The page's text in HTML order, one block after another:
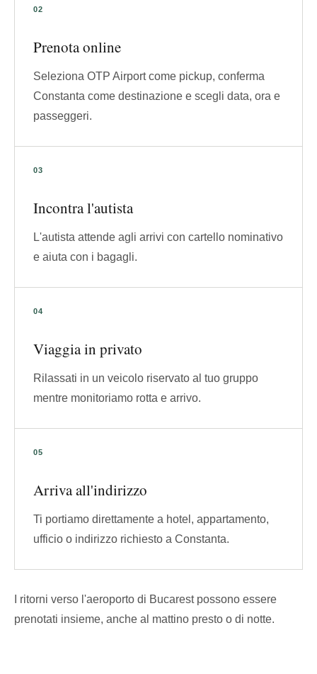
Prenota online
Seleziona OTP Airport come pickup, conferma
Constanta come destinazione e scegli data, ora e
passeggeri.
Incontra l'autista
L'autista attende agli arrivi con cartello nominativo
e aiuta con i bagagli.
Viaggia in privato
Rilassati in un veicolo riservato al tuo gruppo
mentre monitoriamo rotta e arrivo.
Arriva all'indirizzo
Ti portiamo direttamente a hotel, appartamento,
ufficio o indirizzo richiesto a Constanta.
I ritorni verso l'aeroporto di Bucarest possono essere
prenotati insieme, anche al mattino presto o di notte.